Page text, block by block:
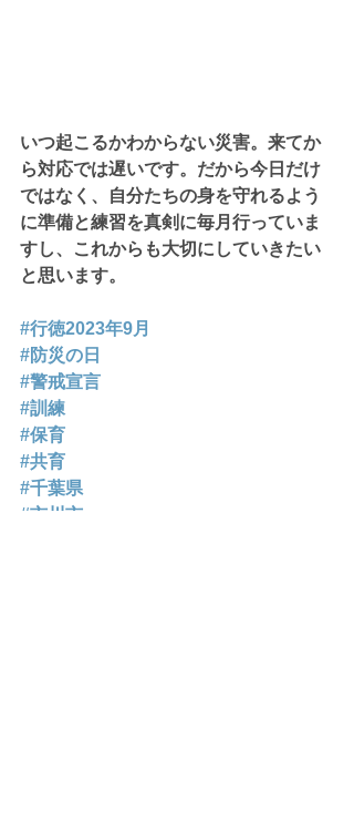
いつ起こるかわからない災害。来てか
ら対応では遅いです。だから今日だけ
ではなく、自分たちの身を守れるよう
に準備と練習を真剣に毎月行っていま
すし、これからも大切にしていきたい
と思います。
#行徳2023年9月
#防災の日
#警戒宣言
#訓練
#保育
#共育
#千葉県
#市川市